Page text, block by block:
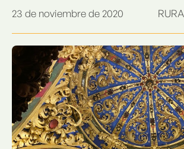
23 de noviembre de 2020